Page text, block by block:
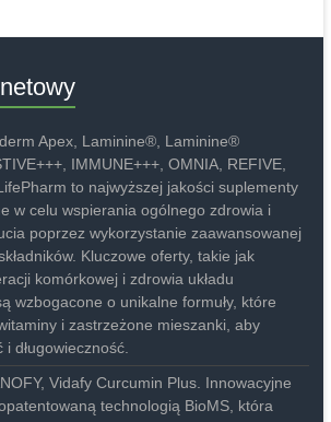
Apex, Laminine®, Laminine®
IMMUNE+++, OMNIA, REFIVE,
to najwyższej jakości suplementy
w celu wspierania ogólnego zdrowia i
poprzez wykorzystanie zaawansowanej
Kluczowe oferty, takie jak
komórkowej i zdrowia układu
wzbogacone o unikalne formuły, które
i zastrzeżone mieszanki, aby
długowieczność.
Vidafy Curcumin Plus. Innowacyjne
technologią BioMS, która